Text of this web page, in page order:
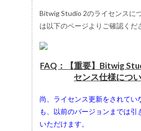
Bitwig Studio 2のライセンスに
は以下のページよりご確認くだ
FAQ：【重要】Bitwig
センス仕様につ
尚、ライセンス更新をされてい
も、以前のバージョンまでは引
いただけます。